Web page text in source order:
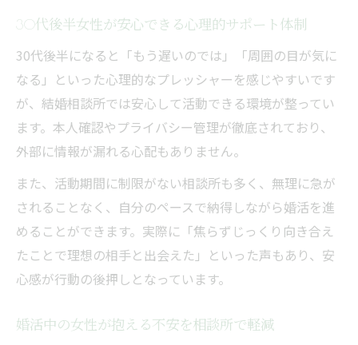
30代後半女性が安心できる心理的サポート体制
30代後半になると「もう遅いのでは」「周囲の目が気に
なる」といった心理的なプレッシャーを感じやすいです
が、結婚相談所では安心して活動できる環境が整ってい
ます。本人確認やプライバシー管理が徹底されており、
外部に情報が漏れる心配もありません。
また、活動期間に制限がない相談所も多く、無理に急が
されることなく、自分のペースで納得しながら婚活を進
めることができます。実際に「焦らずじっくり向き合え
たことで理想の相手と出会えた」といった声もあり、安
心感が行動の後押しとなっています。
婚活中の女性が抱える不安を相談所で軽減